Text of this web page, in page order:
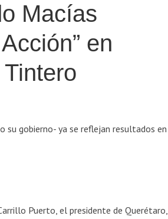
Macías
en
su gobierno- ya se reflejan resultados en
Puerto, el presidente de Querétaro,